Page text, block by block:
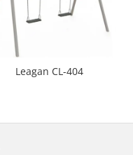
Leagan CL-404